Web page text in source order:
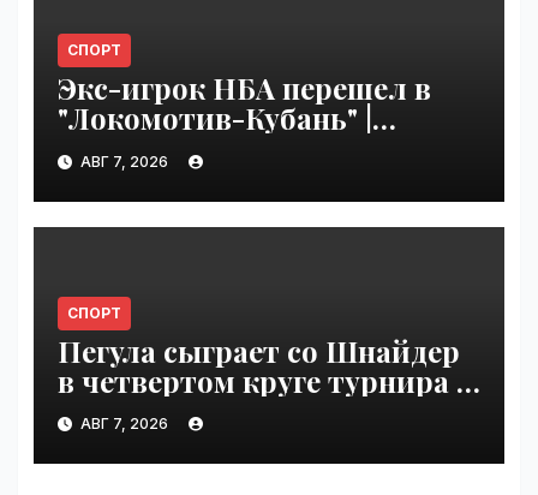
СПОРТ
Экс-игрок НБА перешел в
"Локомотив-Кубань" |
VseTime.ru
АВГ 7, 2026
СПОРТ
Пегула сыграет со Шнайдер
в четвертом круге турнира в
Торонто | VseTime.ru
АВГ 7, 2026